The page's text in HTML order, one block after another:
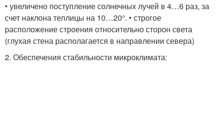
• увеличено поступление солнечных лучей в 4…6 раз, за
счет наклона теплицы на 10…20°. • строгое
расположение строения относительно сторон света
(глухая стена располагается в направлении севера)
2. Обеспечения стабильности микроклимата: